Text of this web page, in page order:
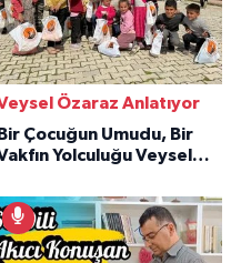
Özaraz Anlatıyor
Bir Çocuğun Umudu, Bir
Yolculuğu Veysel